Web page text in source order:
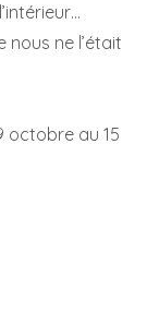
nous ne l’était
octobre au 15